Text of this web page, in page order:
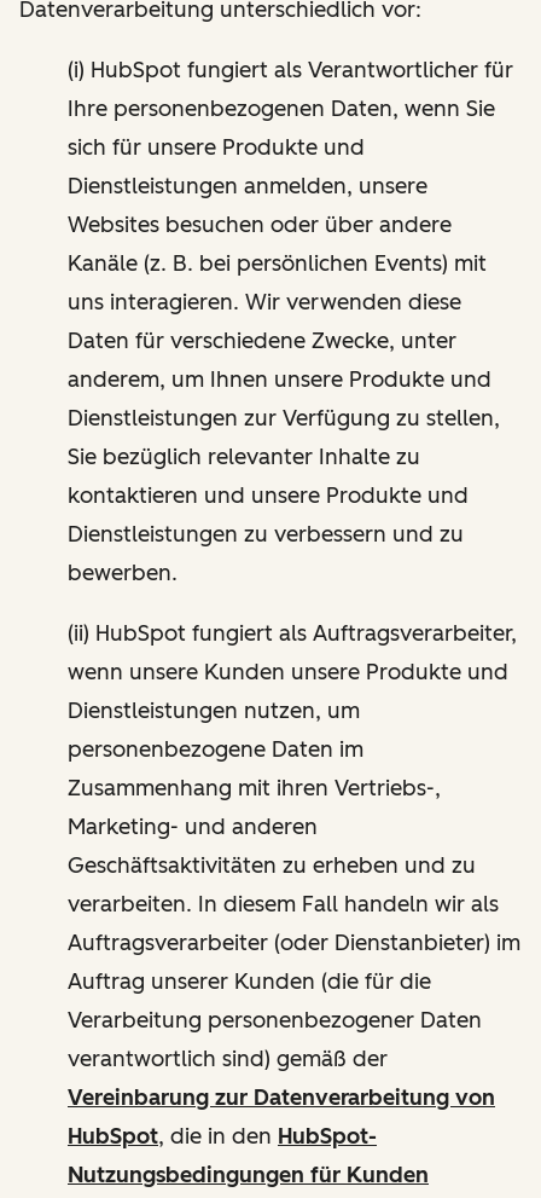
Datenverarbeitung unterschiedlich vor:
(i) HubSpot fungiert als Verantwortlicher für
Ihre personenbezogenen Daten, wenn Sie
sich für unsere Produkte und
Dienstleistungen anmelden, unsere
Websites besuchen oder über andere
Kanäle (z. B. bei persönlichen Events) mit
uns interagieren. Wir verwenden diese
Daten für verschiedene Zwecke, unter
anderem, um Ihnen unsere Produkte und
Dienstleistungen zur Verfügung zu stellen,
Sie bezüglich relevanter Inhalte zu
kontaktieren und unsere Produkte und
Dienstleistungen zu verbessern und zu
bewerben.
(ii) HubSpot fungiert als Auftragsverarbeiter,
wenn unsere Kunden unsere Produkte und
Dienstleistungen nutzen, um
personenbezogene Daten im
Zusammenhang mit ihren Vertriebs-,
Marketing- und anderen
Geschäftsaktivitäten zu erheben und zu
verarbeiten. In diesem Fall handeln wir als
Auftragsverarbeiter (oder Dienstanbieter) im
Auftrag unserer Kunden (die für die
Verarbeitung personenbezogener Daten
verantwortlich sind) gemäß der
Vereinbarung zur Datenverarbeitung von
HubSpot, die in den HubSpot-
Nutzungsbedingungen für Kunden